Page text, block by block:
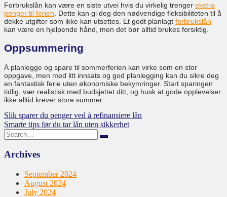
Forbrukslån kan være en siste utvei hvis du virkelig trenger ekstra
penger til ferien . Dette kan gi deg den nødvendige fleksibiliteten til å
dekke utgifter som ikke kan utsettes. Et godt planlagt forbrukslån
kan være en hjelpende hånd, men det bør alltid brukes forsiktig.
Oppsummering
Å planlegge og spare til sommerferien kan virke som en stor
oppgave, men med litt innsats og god planlegging kan du sikre deg
en fantastisk ferie uten økonomiske bekymringer. Start sparingen
tidlig, vær realistisk med budsjettet ditt, og husk at gode opplevelser
ikke alltid krever store summer.
Post
navigation
Slik sparer du penger ved å refinansiere lån
Smarte tips før du tar lån uten sikkerhet
Search
for:
Archives
September 2024
August 2024
July 2024